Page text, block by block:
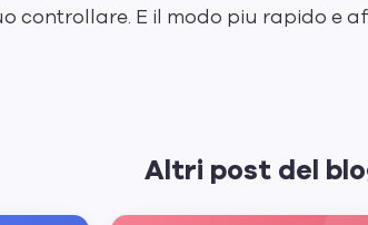
controllare. E il modo piu rapido e
Altri post del